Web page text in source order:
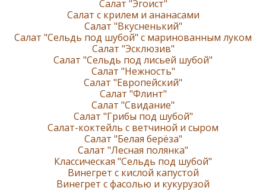
Салат "Эгоист"
Салат с крилем и ананасами
Салат "Вкусненький"
Салат "Сельдь под шубой" с маринованным луком
Салат "Эсклюзив"
Салат "Сельдь под лисьей шубой"
Салат "Нежность"
Салат "Европейский"
Салат "Флинт"
Салат "Свидание"
Салат "Грибы под шубой"
Салат-коктейль с ветчиной и сыром
Салат "Белая берёза"
Салат "Лесная полянка"
Классическая "Сельдь под шубой"
Винегрет с кислой капустой
Винегрет с фасолью и кукурузой